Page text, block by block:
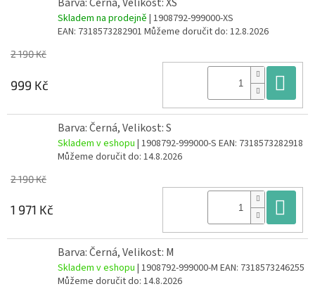
Skladem na prodejně | 1908792-999000-XS
EAN: 7318573282901 Můžeme doručit do: 12.8.2026
2 190 Kč
999 Kč
Barva: Černá, Velikost: S
Skladem v eshopu | 1908792-999000-S EAN: 7318573282918
Můžeme doručit do: 14.8.2026
2 190 Kč
1 971 Kč
Barva: Černá, Velikost: M
Skladem v eshopu | 1908792-999000-M EAN: 7318573246255
Můžeme doručit do: 14.8.2026